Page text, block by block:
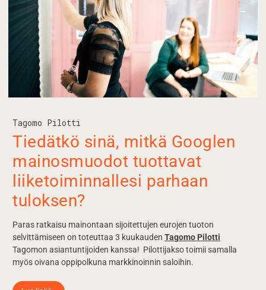
Tagomo Pilotti
Tiedätkö sinä, mitkä Googlen
mainosmuodot tuottavat
liiketoiminnallesi parhaan
tuloksen?
Paras ratkaisu mainontaan sijoitettujen eurojen tuoton
selvittämiseen on toteuttaa 3 kuukauden Tagomo Pilotti
Tagomon asiantuntijoiden kanssa! Pilottijakso toimii samalla
myös oivana oppipolkuna markkinoinnin saloihin.